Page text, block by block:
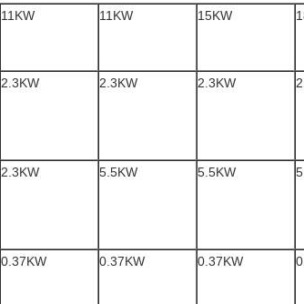
11KW 11KW 15KW
2.3KW 2.3KW 2.3KW
2.3KW 5.5KW 5.5KW
0.37KW 0.37KW 0.37KW